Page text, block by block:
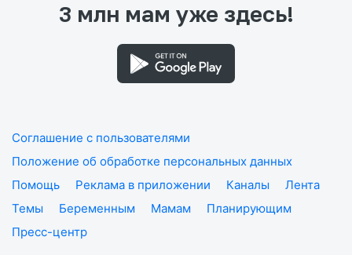
3 млн мам уже здесь!
Соглашение с пользователями
Положение об обработке персональных данных
Помощь
Реклама в приложении Каналы
Лента
Темы
Беременным Мамам
Планирующим
Пресс-центр